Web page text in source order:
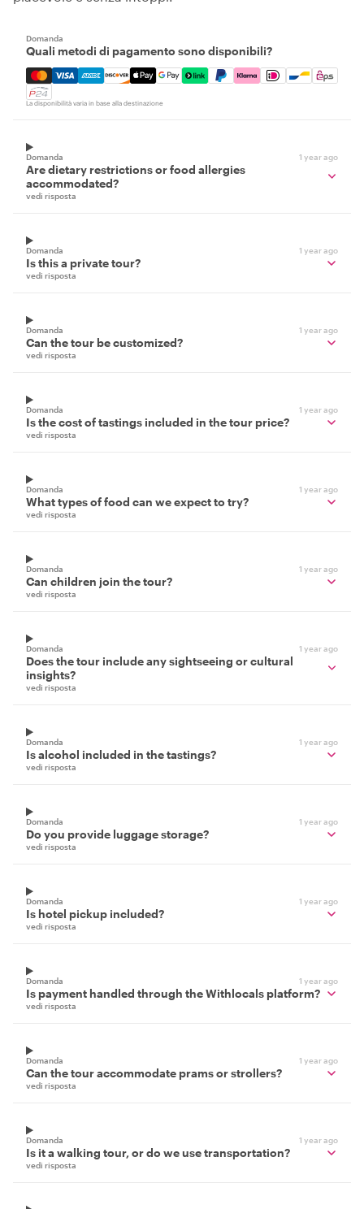
Domanda
Quali metodi di pagamento sono disponibili?
Mastercard, Visa, Amex, Discover, Apple Pay, Google
La disponibilità varia in base alla destinazione
Domanda 1 year ago
Are dietary restrictions or food allergies
accommodated?
vedi risposta
Domanda 1 year ago
Is this a private tour?
vedi risposta
Domanda 1 year ago
Can the tour be customized?
vedi risposta
Domanda 1 year ago
Is the cost of tastings included in the tour price?
vedi risposta
Domanda 1 year ago
What types of food can we expect to try?
vedi risposta
Domanda 1 year ago
Can children join the tour?
vedi risposta
Domanda 1 year ago
Does the tour include any sightseeing or cultural
insights?
vedi risposta
Domanda 1 year ago
Is alcohol included in the tastings?
vedi risposta
Domanda 1 year ago
Do you provide luggage storage?
vedi risposta
Domanda 1 year ago
Is hotel pickup included?
vedi risposta
Domanda 1 year ago
Is payment handled through the Withlocals platform?
vedi risposta
Domanda 1 year ago
Can the tour accommodate prams or strollers?
vedi risposta
Domanda 1 year ago
Is it a walking tour, or do we use transportation?
vedi risposta